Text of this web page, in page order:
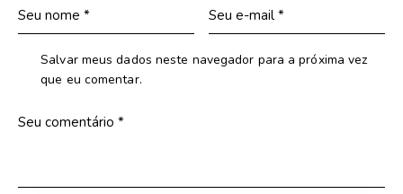
Salvar meus dados neste navegador para a próxima vez
que eu comentar.